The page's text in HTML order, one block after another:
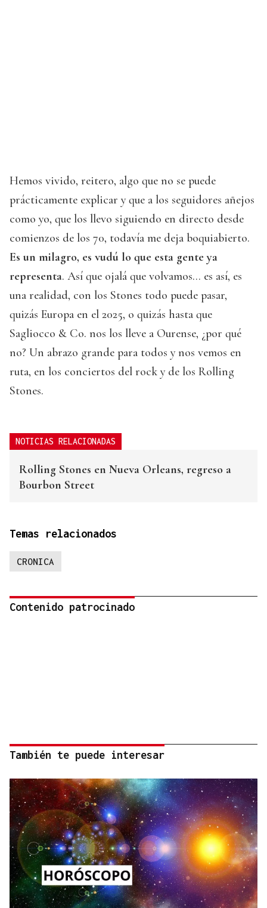
Hemos vivido, reitero, algo que no se puede
prácticamente explicar y que a los seguidores añejos
como yo, que los llevo siguiendo en directo desde
comienzos de los 70, todavía me deja boquiabierto.
Es un milagro, es vudú lo que esta gente ya
representa. Así que ojalá que volvamos... es así, es
una realidad, con los Stones todo puede pasar,
quizás Europa en el 2025, o quizás hasta que
Sagliocco & Co. nos los lleve a Ourense, ¿por qué
no? Un abrazo grande para todos y nos vemos en
ruta, en los conciertos del rock y de los Rolling
Stones.
NOTICIAS RELACIONADAS
Rolling Stones en Nueva Orleans, regreso a
Bourbon Street
Temas relacionados
CRONICA
Contenido patrocinado
También te puede interesar